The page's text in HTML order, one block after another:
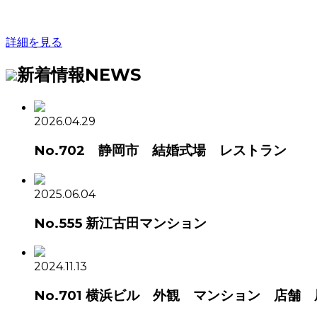
詳細を見る
新着情報NEWS
2026.04.29
No.702 静岡市 結婚式場 レストラン
2025.06.04
No.555 新江古田マンション
2024.11.13
No.701 横浜ビル 外観 マンション 店舗